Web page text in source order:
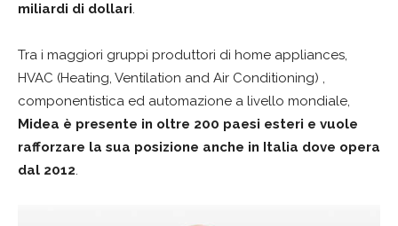
miliardi di dollari.
Tra i maggiori gruppi produttori di home appliances,
HVAC (Heating, Ventilation and Air Conditioning) ,
componentistica ed automazione a livello mondiale,
Midea è presente in oltre 200 paesi esteri e vuole
rafforzare la sua posizione anche in Italia dove opera
dal 2012.